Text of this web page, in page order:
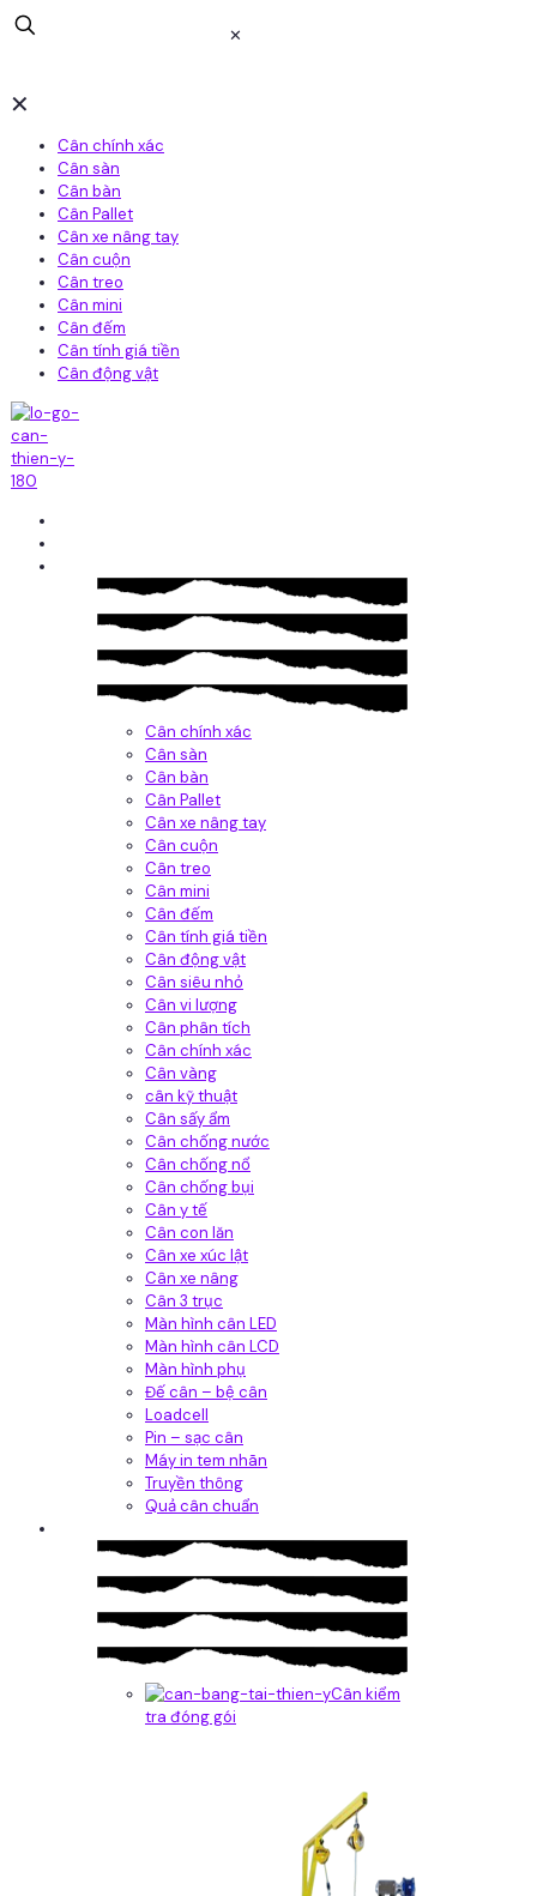
✕
✕
Cân chính xác
Cân sàn
Cân bàn
Cân Pallet
Cân xe nâng tay
Cân cuộn
Cân treo
Cân mini
Cân đếm
Cân tính giá tiền
Cân động vật
Cân chính xác
Cân sàn
Cân bàn
Cân Pallet
Cân xe nâng tay
Cân cuộn
Cân treo
Cân mini
Cân đếm
Cân tính giá tiền
Cân động vật
Cân siêu nhỏ
Cân vi lượng
Cân phân tích
Cân chính xác
Cân vàng
cân kỹ thuật
Cân sấy ẩm
Cân chống nước
Cân chống nổ
Cân chống bụi
Cân y tế
Cân con lăn
Cân xe xúc lật
Cân xe nâng
Cân 3 trục
Màn hình cân LED
Màn hình cân LCD
Màn hình phụ
Đế cân – bệ cân
Loadcell
Pin – sạc cân
Máy in tem nhãn
Truyền thông
Quả cân chuẩn
Cân kiểm
tra đóng gói